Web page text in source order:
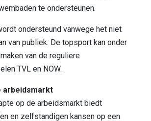
te ondersteunen.
ondersteund vanwege het niet
van publiek. De topsport kan onder
van de reguliere
TVL en NOW.
arbeidsmarkt
op de arbeidsmarkt biedt
en zelfstandigen kansen op een